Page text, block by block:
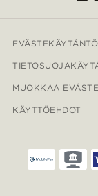
EVÄSTEKÄYTÄNTÖ
MUOKKAA
KÄYTTÖEHDOT